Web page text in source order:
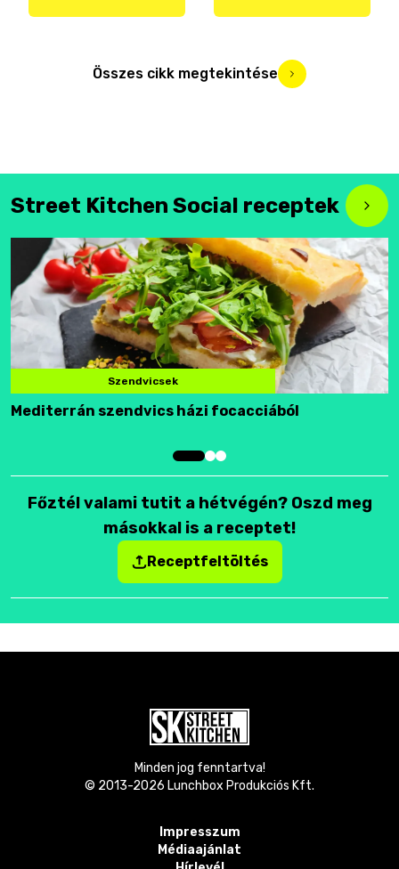
Összes cikk megtekintése
Street Kitchen Social receptek
Szendvicsek
Mediterrán szendvics házi focacciából
Főztél valami tutit a hétvégén? Oszd meg
másokkal is a receptet!
Receptfeltöltés
Minden jog fenntartva!
© 2013-2026 Lunchbox Produkciós Kft.
Impresszum
Médiaajánlat